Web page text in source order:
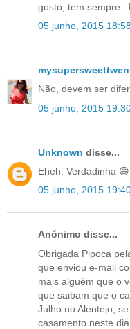
gosto, tem sempre..
05 junho, 2015 18:58
Não, devem ser
05 junho, 2015
Unknown disse...
Eheh. Verdadinha 😅
05 junho, 2015
Anónimo disse...
Obrigada Pipoca
que enviou e-mail
mais alguém que o
que saibam que o
Julho no Alentejo,
casamento neste